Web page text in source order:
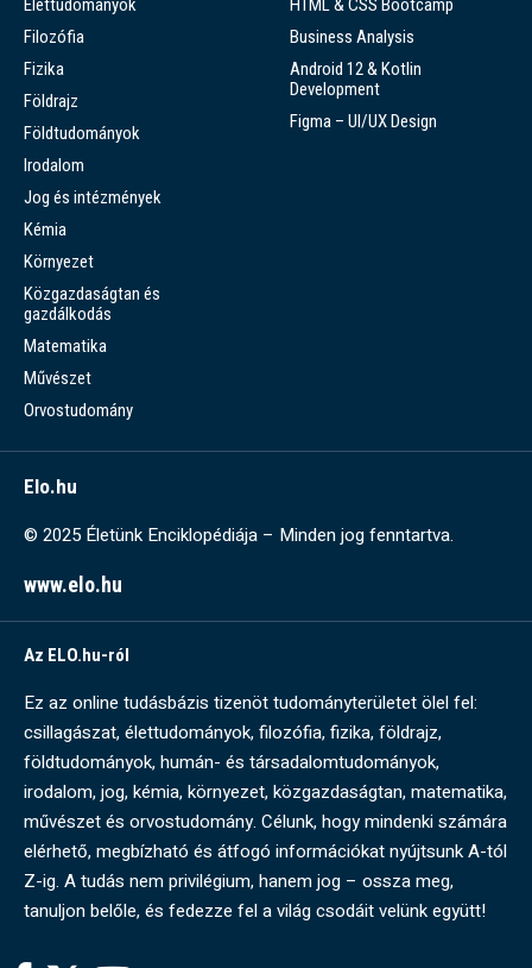
Élettudományok
Filozófia
Fizika
Földrajz
Földtudományok
Irodalom
Jog és intézmények
Kémia
Környezet
Közgazdaságtan és
gazdálkodás
Matematika
Művészet
Orvostudomány
HTML & CSS Bootcamp
Business Analysis
Android 12 & Kotlin
Development
Figma – UI/UX Design
Elo.hu
© 2025 Életünk Enciklopédiája – Minden jog fenntartva.
www.elo.hu
Az ELO.hu-ról
Ez az online tudásbázis tizenöt tudományterületet ölel fel:
csillagászat, élettudományok, filozófia, fizika, földrajz,
földtudományok, humán- és társadalomtudományok,
irodalom, jog, kémia, környezet, közgazdaságtan, matematika,
művészet és orvostudomány. Célunk, hogy mindenki számára
elérhető, megbízható és átfogó információkat nyújtsunk A-tól
Z-ig. A tudás nem privilégium, hanem jog – ossza meg,
tanuljon belőle, és fedezze fel a világ csodáit velünk együtt!